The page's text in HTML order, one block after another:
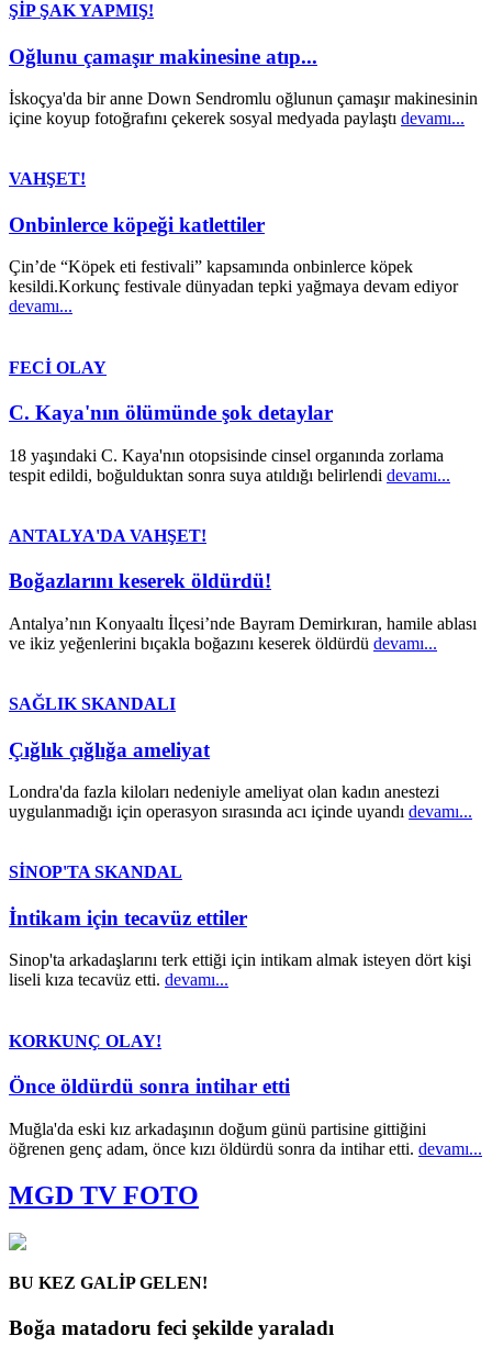
ŞİP ŞAK YAPMIŞ!
Oğlunu çamaşır makinesine atıp...
İskoçya'da bir anne Down Sendromlu oğlunun çamaşır makinesinin
içine koyup fotoğrafını çekerek sosyal medyada paylaştı devamı...
VAHŞET!
Onbinlerce köpeği katlettiler
Çin’de “Köpek eti festivali” kapsamında onbinlerce köpek
kesildi.Korkunç festivale dünyadan tepki yağmaya devam ediyor
devamı...
FECİ OLAY
C. Kaya'nın ölümünde şok detaylar
18 yaşındaki C. Kaya'nın otopsisinde cinsel organında zorlama
tespit edildi, boğulduktan sonra suya atıldığı belirlendi devamı...
ANTALYA'DA VAHŞET!
Boğazlarını keserek öldürdü!
Antalya’nın Konyaaltı İlçesi’nde Bayram Demirkıran, hamile ablası
ve ikiz yeğenlerini bıçakla boğazını keserek öldürdü devamı...
SAĞLIK SKANDALI
Çığlık çığlığa ameliyat
Londra'da fazla kiloları nedeniyle ameliyat olan kadın anestezi
uygulanmadığı için operasyon sırasında acı içinde uyandı devamı...
SİNOP'TA SKANDAL
İntikam için tecavüz ettiler
Sinop'ta arkadaşlarını terk ettiği için intikam almak isteyen dört kişi
liseli kıza tecavüz etti. devamı...
KORKUNÇ OLAY!
Önce öldürdü sonra intihar etti
Muğla'da eski kız arkadaşının doğum günü partisine gittiğini
öğrenen genç adam, önce kızı öldürdü sonra da intihar etti. devamı...
MGD TV FOTO
BU KEZ GALİP GELEN!
Boğa matadoru feci şekilde yaraladı